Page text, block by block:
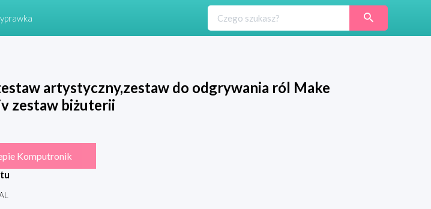
artystyczny,zestaw do odgrywania ról Make
zestaw biżuterii
Komputronik